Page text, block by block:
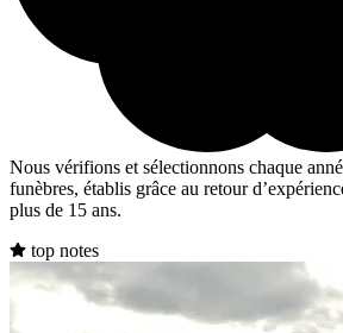
Nous vérifions et sélectionnons chaque
funèbres, établis grâce au retour
plus de 15 ans.
top notes